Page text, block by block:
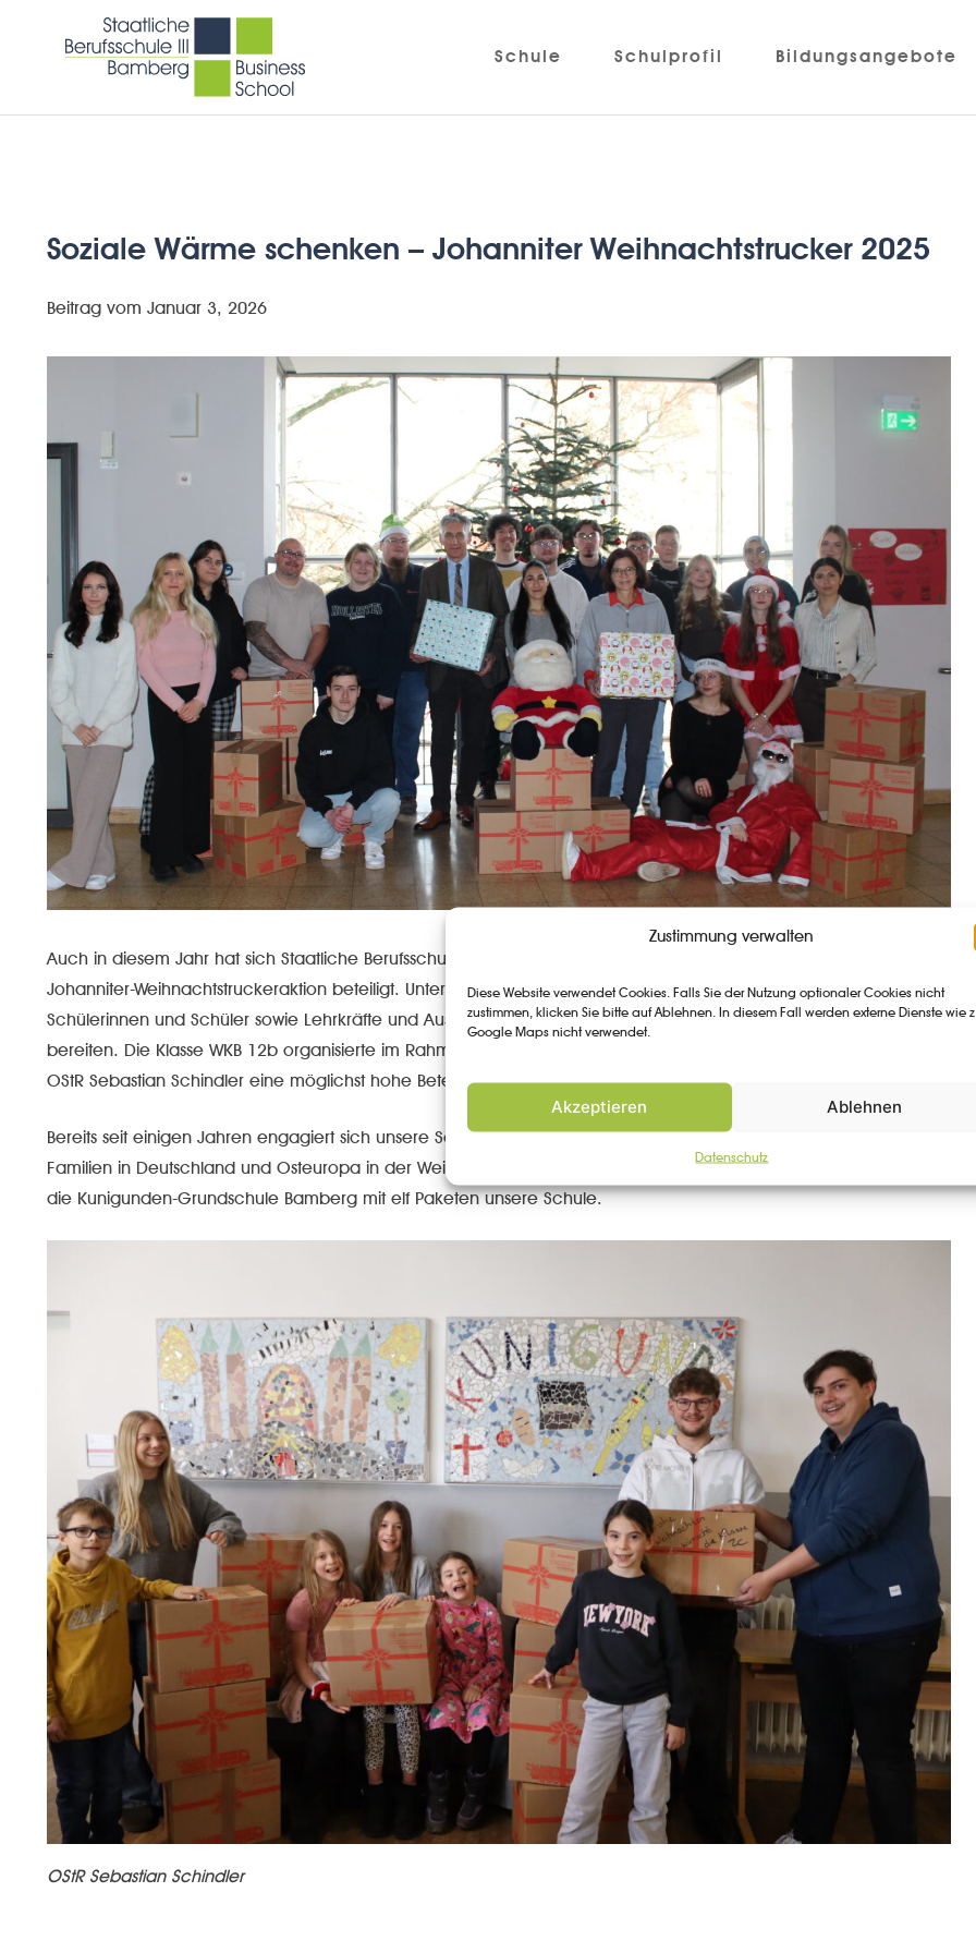
Zustimmung verwalten
Diese Website verwendet Cookies. Falls Sie der Nutzung optionaler Cookies nicht
zustimmen, klicken Sie bitte auf Ablehnen. In diesem Fall werden externe Dienste wie
Google Maps nicht verwendet.
Akzeptieren Ablehnen
Datenschutz
Schule Schulprofil Bildungsangebote
Soziale Wärme schenken – Johanniter Weihnachtstrucker 2025
Beitrag vom Januar 3, 2026
Auch in diesem Jahr hat sich Staatliche Berufsschule III Bamberg Business School mit Begeisterung an der
Johanniter-Weihnachtstruckeraktion beteiligt. Unter dem Motto „Gemeinsam Freude schenken“ setzten sich
Schülerinnen und Schüler sowie Lehrkräfte und Ausbildungsbetriebe dafür ein, Menschen in Not eine Freude zu
bereiten. Die Klasse WKB 12b organisierte im Rahmen des Fachunterrichts gemeinsam mit ihrem Lehrer Herrn
OStR Sebastian Schindler eine möglichst hohe Beteiligung aller Klassen.
Bereits seit einigen Jahren engagiert sich unsere Schule in Kooperation mit den Johannitern, um bedürftige
Familien in Deutschland und Osteuropa in der Weihnachtszeit zu unterstützen. Dieses Schuljahr unterstützte auch
die Kunigunden-Grundschule Bamberg mit elf Paketen unsere Schule.
OStR Sebastian Schindler